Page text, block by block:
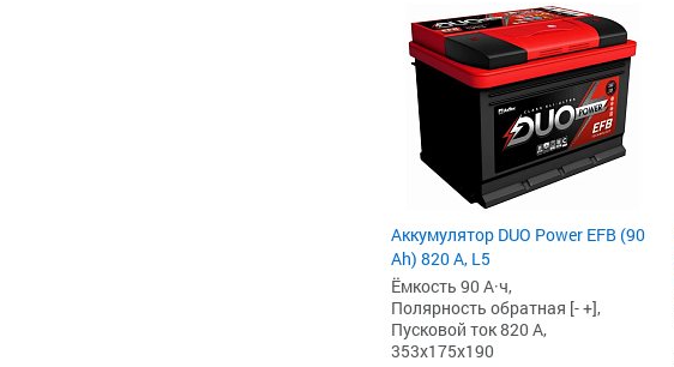
Аккумулятор DUO Power EFB (90
Ah) 820 А, L5
Ёмкость 90 А·ч,
Полярность обратная [- +],
Пусковой ток 820 А,
353x175x190